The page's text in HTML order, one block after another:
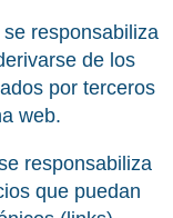
responsabiliza
de los
por terceros
web.
responsabiliza
que puedan